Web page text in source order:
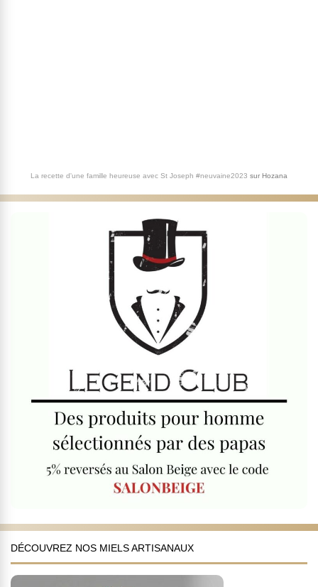
La recette d'une famille heureuse avec St Joseph #neuvaine2023 sur Hozana
DÉCOUVREZ NOS MIELS ARTISANAUX